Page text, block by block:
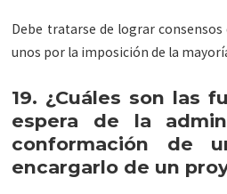
Debe tratarse de lograr
unos por la imposición de la
19. ¿Cuáles son las
espera de la
conformación de
encargarlo de un